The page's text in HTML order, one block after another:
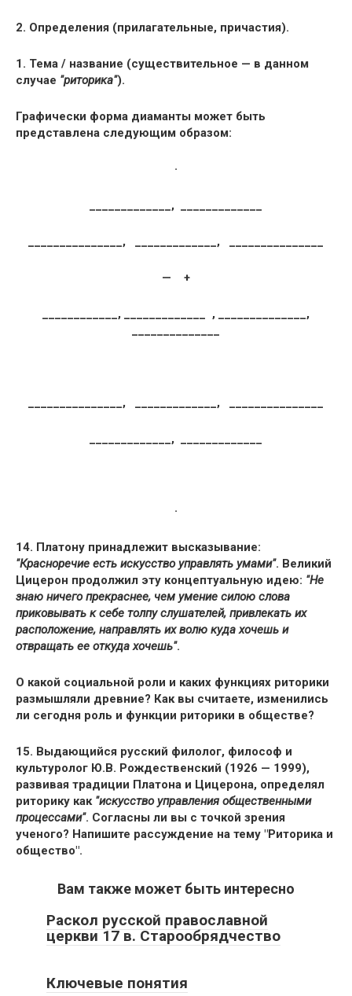
2. Определения (прилагательные, причастия).
1. Тема / название (существительное — в данном
случае "риторика").
Графически форма диаманты может быть
представлена следующим образом:
·
_____________, _____________
_______________, _____________, _______________
— +
____________, _____________ , ______________,
_______________, _____________, _______________
_____________, _____________
·
14. Платону принадлежит высказывание:
"Красноречие есть искусство управлять умами". Великий
Цицерон продолжил эту концептуальную идею: "Не
знаю ничего прекраснее, чем умение силою слова
приковывать к себе толпу слушателей, привлекать их
расположение, направлять их волю куда хочешь и
отвращать ее откуда хочешь".
О какой социальной роли и каких функциях риторики
размышляли древние? Как вы считаете, изменились
ли сегодня роль и функции риторики в обществе?
15. Выдающийся русский филолог, философ и
культуролог Ю.В. Рождественский (1926 — 1999),
развивая традиции Платона и Цицерона, определял
риторику как "искусство управления общественными
процессами". Согласны ли вы с точкой зрения
ученого? Напишите рассуждение на тему "Риторика и
общество".
Вам также может быть интересно
Раскол русской православной
церкви 17 в. Старообрядчество
Ключевые понятия